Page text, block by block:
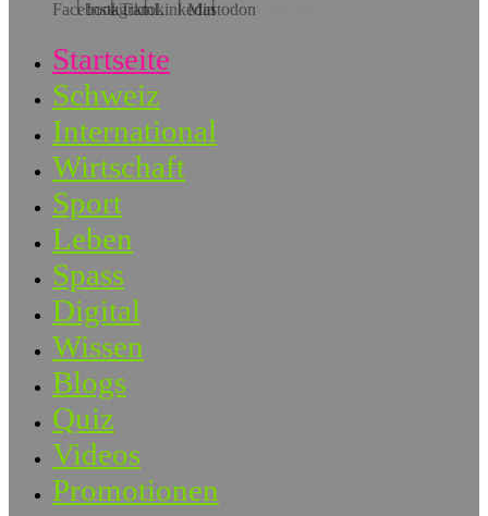
Hol dir die App!
Startseite
Schweiz
International
Wirtschaft
Sport
Leben
Spass
Digital
Wissen
Blogs
Quiz
Videos
Promotionen